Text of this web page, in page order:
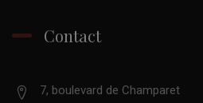
Contact
7, boulevard de Champaret